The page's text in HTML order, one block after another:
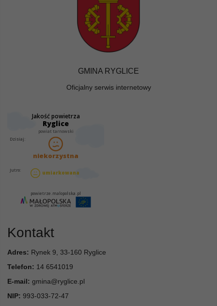
GMINA RYGLICE
Oficjalny serwis internetowy
Kontakt
Adres: Rynek 9, 33-160 Ryglice
Telefon: 14 6541019
E-mail: gmina@ryglice.pl
NIP: 993-033-72-47